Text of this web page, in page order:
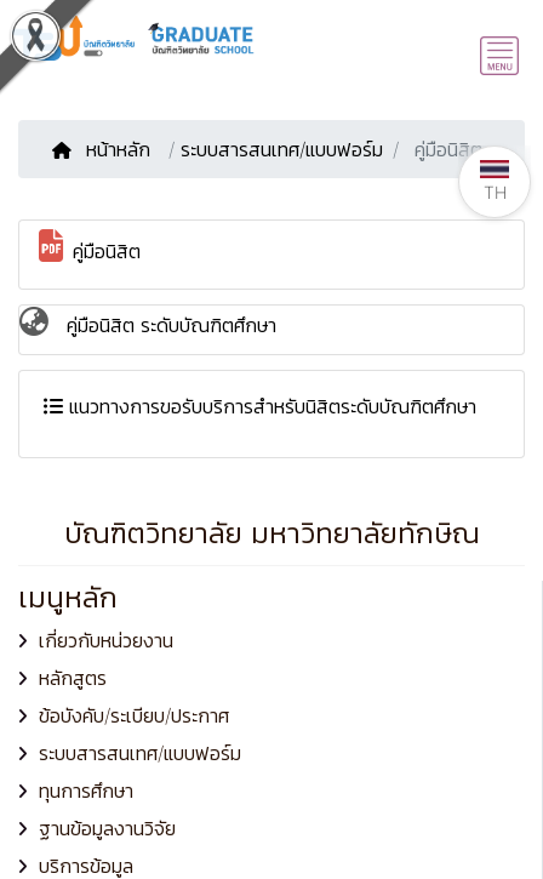
หน้าหลัก / ระบบสารสนเทศ/แบบฟอร์ม คู่มือนิสิต
คู่มือนิสิต
คู่มือนิสิต ระดับบัณฑิตศึกษา
แนวทางการขอรับบริการสำหรับนิสิตระดับบัณฑิตศึกษา
บัณฑิตวิทยาลัย มหาวิทยาลัยทักษิณ
เมนูหลัก
เกี่ยวกับหน่วยงาน
หลักสูตร
ข้อบังคับ/ระเบียบ/ประกาศ
ระบบสารสนเทศ/แบบฟอร์ม
ทุนการศึกษา
ฐานข้อมูลงานวิจัย
บริการข้อมูล
TH